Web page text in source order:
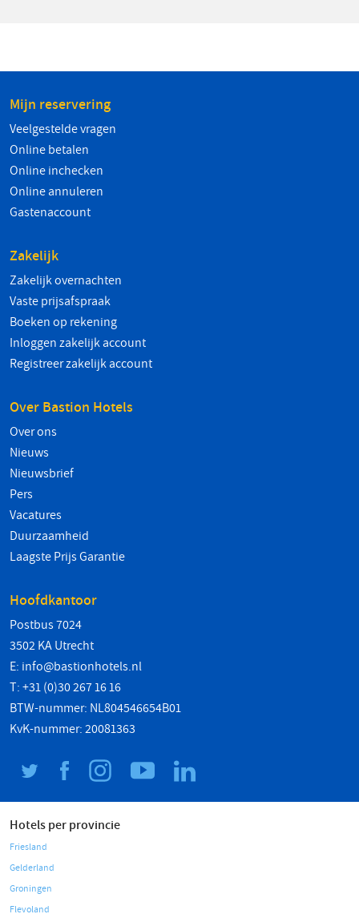
Mijn reservering
Veelgestelde vragen
Online betalen
Online inchecken
Online annuleren
Gastenaccount
Zakelijk
Zakelijk overnachten
Vaste prijsafspraak
Boeken op rekening
Inloggen zakelijk account
Registreer zakelijk account
Over Bastion Hotels
Over ons
Nieuws
Nieuwsbrief
Pers
Vacatures
Duurzaamheid
Laagste Prijs Garantie
Hoofdkantoor
Postbus 7024
3502 KA Utrecht
E: info@bastionhotels.nl
T: +31 (0)30 267 16 16
BTW-nummer: NL804546654B01
KvK-nummer: 20081363
Hotels per provincie
Friesland
Gelderland
Groningen
Flevoland